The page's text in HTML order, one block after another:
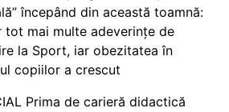
începând din această toamnă:
tot mai multe adeverințe de
la Sport, iar obezitatea în
copiilor a crescut
Prima de carieră didactică